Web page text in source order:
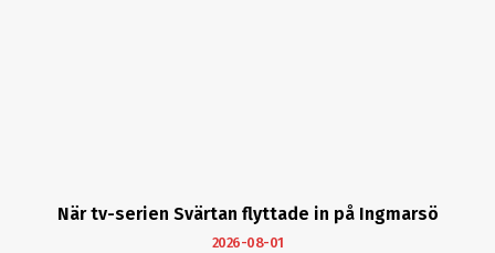
När tv-serien Svärtan flyttade in på Ingmarsö
2026-08-01